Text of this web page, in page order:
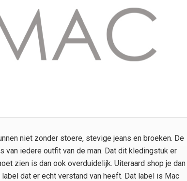
niet zonder stoere, stevige jeans en broeken. De
van iedere outfit van de man. Dat dit kledingstuk er
zien is dan ook overduidelijk. Uiteraard shop je dan
dat er echt verstand van heeft. Dat label is Mac